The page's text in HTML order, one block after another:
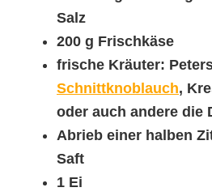
Salz
200 g Frischkäse
frische Kräuter:
Schnittknoblauch,
oder auch andere die
Abrieb einer halben
Saft
1 Ei